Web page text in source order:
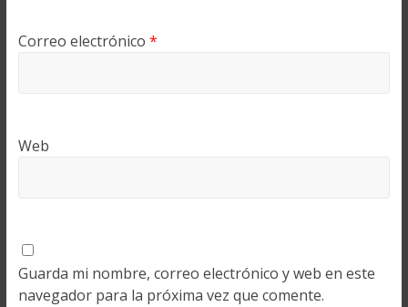
Correo electrónico *
Web
Guarda mi nombre, correo electrónico y web en este
navegador para la próxima vez que comente.